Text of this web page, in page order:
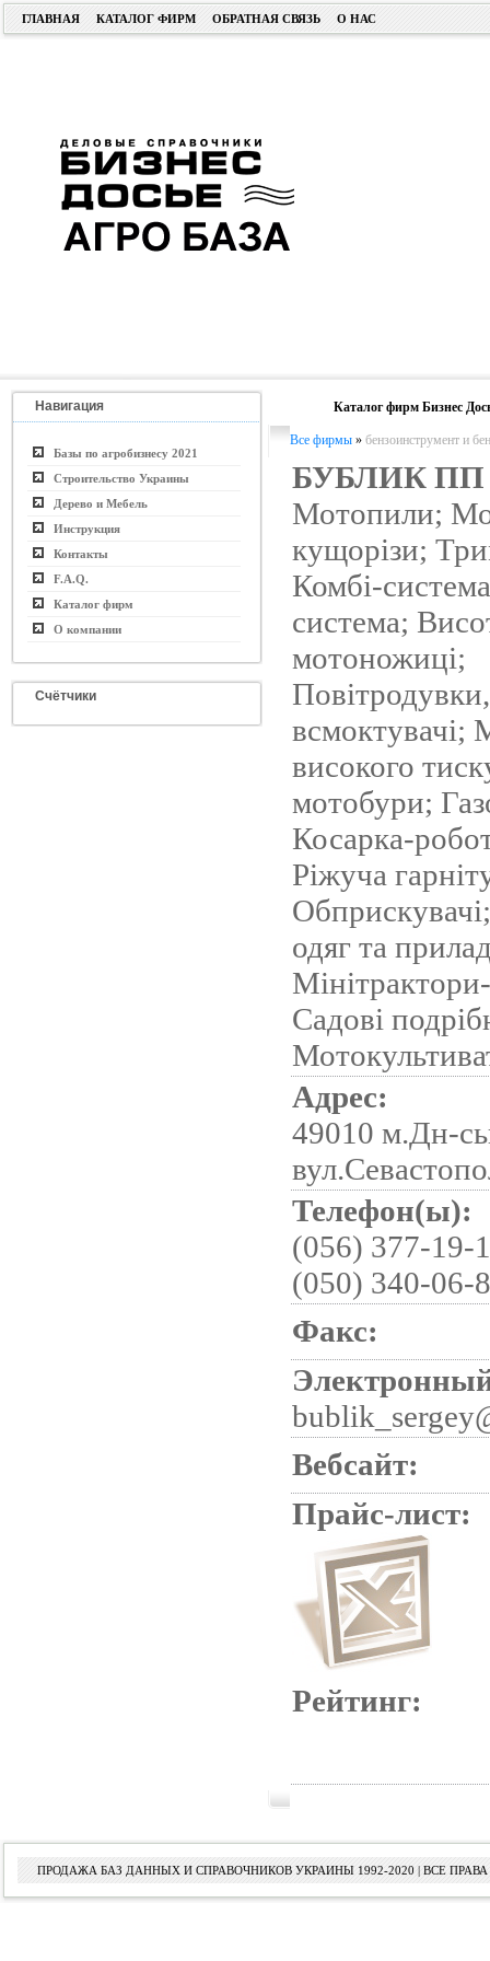
ГЛАВНАЯ КАТАЛОГ ФИРМ ОБРАТНАЯ СВЯЗЬ О НАС
Навигация
Базы по агробизнесу 2021
Строительство Украины
Дерево и Мебель
Инструкция
Контакты
F.A.Q.
Каталог фирм
О компании
Счётчики
Каталог фирм Бизнес
Все фирмы » бензоинструмент и
БУБЛИК ПП
Мотопили;
кущорізи;
Комбі-
система;
мотоножиці;
Повітродувки,
всмоктувачі;
високого
мотобури;
Косарка-
Ріжуча
одяг та
Садові
Адрес:
49010 м.Дн-
Телефон(ы):
(056) 377-19-
(050) 340-06-
Факс:
Вебсайт:
Прайс-лист:
Рейтинг:
ПРОДАЖА БАЗ ДАННЫХ И СПРАВОЧНИКОВ УКРАИНЫ 1992-2020 | ВСЕ